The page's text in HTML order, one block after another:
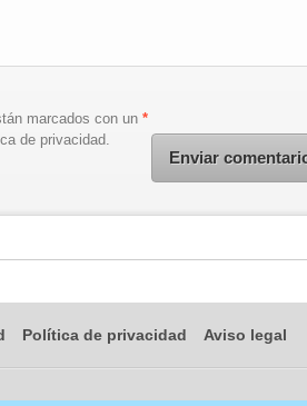
marcados con un *
de privacidad.
Política de privacidad Aviso legal